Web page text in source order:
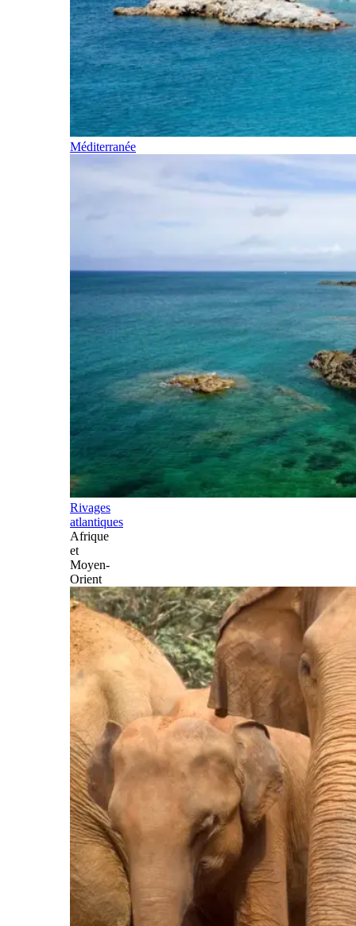
Méditerranée
Rivages
atlantiques
Afrique
et
Moyen-
Orient